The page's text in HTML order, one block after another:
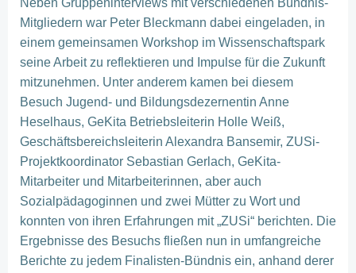
Neben Gruppeninterviews mit verschiedenen Bündnis-
Mitgliedern war Peter Bleckmann dabei eingeladen, in
einem gemeinsamen Workshop im Wissenschaftspark
seine Arbeit zu reflektieren und Impulse für die Zukunft
mitzunehmen. Unter anderem kamen bei diesem
Besuch Jugend- und Bildungsdezernentin Anne
Heselhaus, GeKita Betriebsleiterin Holle Weiß,
Geschäftsbereichsleiterin Alexandra Bansemir, ZUSi-
Projektkoordinator Sebastian Gerlach, GeKita-
Mitarbeiter und Mitarbeiterinnen, aber auch
Sozialpädagoginnen und zwei Mütter zu Wort und
konnten von ihren Erfahrungen mit „ZUSi“ berichten. Die
Ergebnisse des Besuchs fließen nun in umfangreiche
Berichte zu jedem Finalisten-Bündnis ein, anhand derer